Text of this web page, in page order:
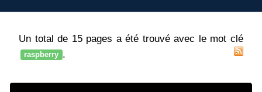
Un total de 15 pages a été trouvé avec le mot clé
raspberry .